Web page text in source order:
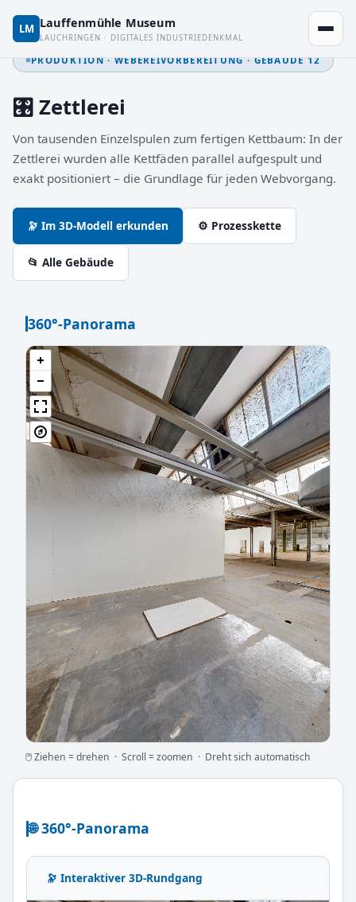
LM Lauffenmühle Museum
LAUCHRINGEN · DIGITALES INDUSTRIEDENKMAL
PRODUKTION · WEBEREIVORBEREITUNG · GEBÄUDE 12
🎛️ Zettlerei
Von tausenden Einzelspulen zum fertigen Kettbaum: In der
Zettlerei wurden alle Kettfäden parallel aufgespult und
exakt positioniert – die Grundlage für jeden Webvorgang.
🔭 Im 3D-Modell erkunden ⚙ Prozesskette
📂 Alle Gebäude
360°-Panorama
🖱 Ziehen = drehen · Scroll = zoomen · Dreht sich automatisch
🌐 360°-Panorama
🔭 Interaktiver 3D-Rundgang